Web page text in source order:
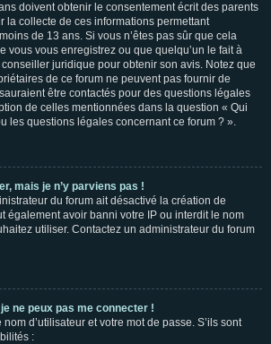
doivent obtenir le consentement écrit des parents
la collecte de ces informations permettant
de 13 ans. Si vous n’êtes pas sûr que cela
vous vous enregistrez ou que quelqu’un le fait à
juridique pour obtenir son avis. Notez que
de ce forum ne peuvent pas fournir de
être contactés pour des questions légales
de celles mentionnées dans la question « Qui
les questions légales concernant ce forum ? ».
mais je n’y parviens pas !
du forum ait désactivé la création de
également avoir banni votre IP ou interdit le nom
utiliser. Contactez un administrateur du forum
ne peux pas me connecter !
d’utilisateur et votre mot de passe. S’ils sont
: